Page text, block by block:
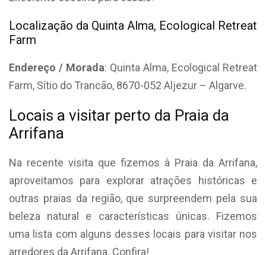
Localização da Quinta Alma, Ecological Retreat
Farm
Endereço / Morada: Quinta Alma, Ecological Retreat
Farm, Sítio do Trancão, 8670-052 Aljezur – Algarve.
Locais a visitar perto da Praia da
Arrifana
Na recente visita que fizemos à Praia da Arrifana,
aproveitamos para explorar atrações históricas e
outras praias da região, que surpreendem pela sua
beleza natural e características únicas. Fizemos
uma lista com alguns desses locais para visitar nos
arredores da Arrifana. Confira!